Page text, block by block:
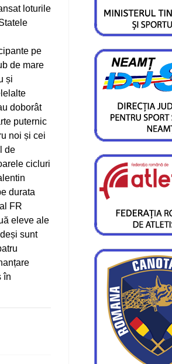
loturile
pe
de mare
și
doborât
puternic
noi și cei
de
cicluri
durata
FR
eleve ale
sunt
în